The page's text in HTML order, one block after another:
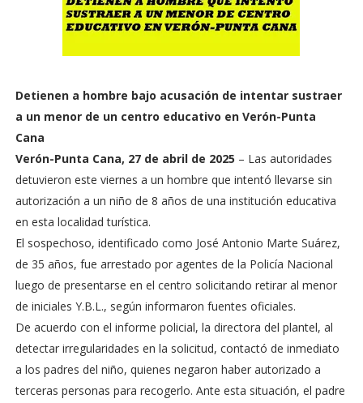
Detienen a hombre bajo acusación de intentar sustraer
a un menor de un centro educativo en Verón-Punta
Cana
Verón-Punta Cana, 27 de abril de 2025 – Las autoridades
detuvieron este viernes a un hombre que intentó llevarse sin
autorización a un niño de 8 años de una institución educativa
en esta localidad turística.
El sospechoso, identificado como José Antonio Marte Suárez,
de 35 años, fue arrestado por agentes de la Policía Nacional
luego de presentarse en el centro solicitando retirar al menor
de iniciales Y.B.L., según informaron fuentes oficiales.
De acuerdo con el informe policial, la directora del plantel, al
detectar irregularidades en la solicitud, contactó de inmediato
a los padres del niño, quienes negaron haber autorizado a
terceras personas para recogerlo. Ante esta situación, el padre